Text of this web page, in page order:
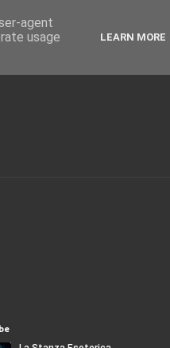
agent
usage
LEARN MORE